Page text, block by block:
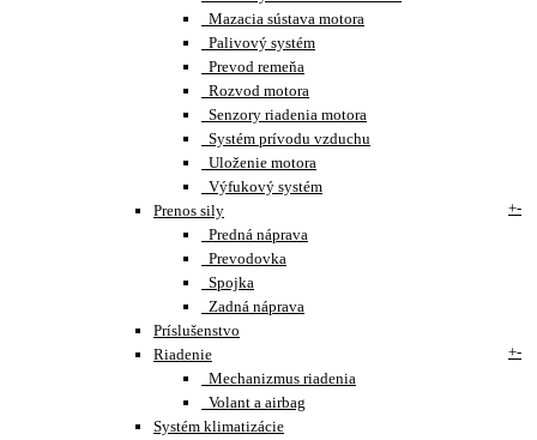
Mazacia sústava motora
Palivový systém
Prevod remeňa
Rozvod motora
Senzory riadenia motora
Systém prívodu vzduchu
Uloženie motora
Výfukový systém
Prenos sily
+-
Predná náprava
Prevodovka
Spojka
Zadná náprava
Príslušenstvo
Riadenie
+-
Mechanizmus riadenia
Volant a airbag
Systém klimatizácie